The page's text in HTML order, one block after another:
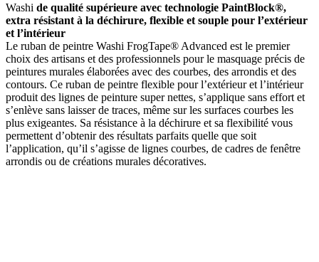
Washi de qualité supérieure avec technologie PaintBlock®,
extra résistant à la déchirure, flexible et souple pour l’extérieur
et l’intérieur
Le ruban de peintre Washi FrogTape® Advanced est le premier
choix des artisans et des professionnels pour le masquage précis de
peintures murales élaborées avec des courbes, des arrondis et des
contours. Ce ruban de peintre flexible pour l’extérieur et l’intérieur
produit des lignes de peinture super nettes, s’applique sans effort et
s’enlève sans laisser de traces, même sur les surfaces courbes les
plus exigeantes. Sa résistance à la déchirure et sa flexibilité vous
permettent d’obtenir des résultats parfaits quelle que soit
l’application, qu’il s’agisse de lignes courbes, de cadres de fenêtre
arrondis ou de créations murales décoratives.